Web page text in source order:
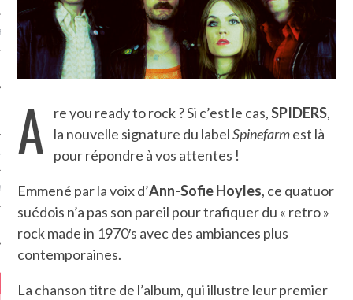
A re you ready to rock ? Si c’est le cas,SPIDERS,
la nouvelle signature du labelSpinefarmest là
pour répondre à vos attentes !
Emmené par la voix d’Ann-Sofie Hoyles, ce quatuor
suédois n’a pas son pareil pour trafiquer du « retro »
rock made in 1970′s avec des ambiances plus
contemporaines.
La chanson titre de l’album, qui illustre leur premier